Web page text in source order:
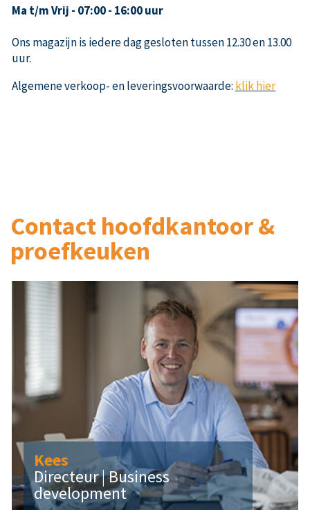
Ma t/m Vrij - 07:00 - 16:00 uur
Ons magazijn is iedere dag gesloten tussen 12.30 en 13.00
uur.
Algemene verkoop- en leveringsvoorwaarde: klik hier
Contact hoofdkantoor &
proefkeuken
Kees
Directeur | Business
development